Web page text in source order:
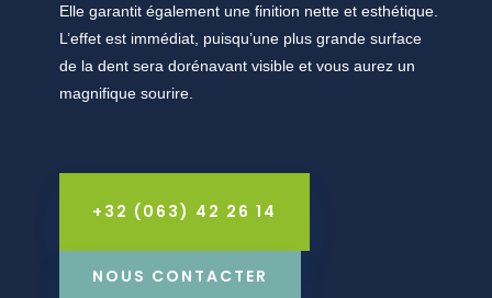
Elle garantit également une finition nette et esthétique.
L’effet est immédiat, puisqu’une plus grande surface
de la dent sera dorénavant visible et vous aurez un
magnifique sourire.
+32 (063) 42 26 14
NOUS CONTACTER